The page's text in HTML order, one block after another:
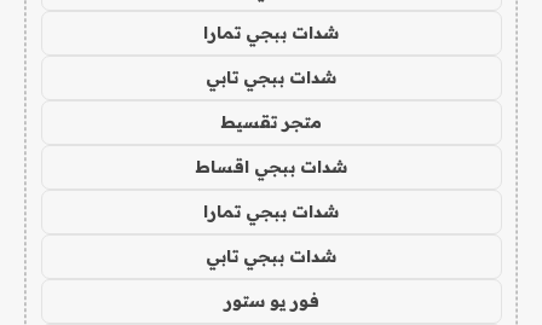
شدات ببجي تمارا
شدات ببجي تابي
متجر تقسيط
شدات ببجي اقساط
شدات ببجي تمارا
شدات ببجي تابي
فور يو ستور